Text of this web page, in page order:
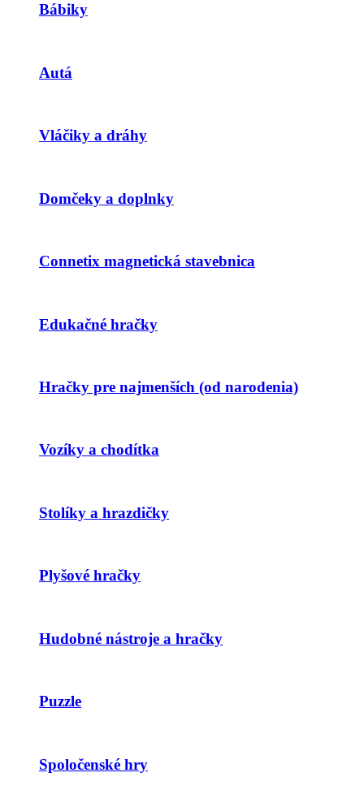
Bábiky
Autá
Vláčiky a dráhy
Domčeky a doplnky
Connetix magnetická stavebnica
Edukačné hračky
Hračky pre najmenších (od narodenia)
Vozíky a chodítka
Stolíky a hrazdičky
Plyšové hračky
Hudobné nástroje a hračky
Puzzle
Spoločenské hry